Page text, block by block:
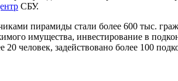
СБУ.
пирамиды стали более 600 тыс.
имущества, инвестирование в
человек, задействовано более 100